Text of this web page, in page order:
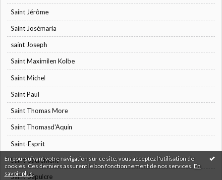
En poursuivant votre navigation sur ce site, vous acceptez l'utilisation de
cookies. Ces derniers assurent le bon fonctionnement de nos services. En
savoir plus.
Saint Jérôme
Saint Josémaria
saint Joseph
Saint Maximilen Kolbe
Saint Michel
Saint Paul
Saint Thomas More
Saint Thomasd'Aquin
Saint-Esprit
Saint-Sacrement
Saint-Sépulcre